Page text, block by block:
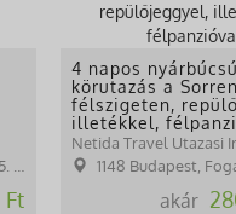
Ft
4 napos
körutazás a
félszigeten,
illetékkel,
Netida Travel Utazasi
1148 Budapest, Fogarasi út 5. 27. ép.( (NINCS
akár